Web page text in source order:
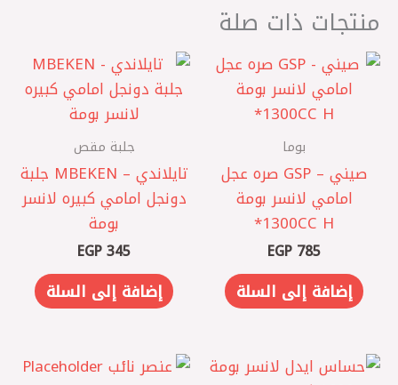
منتجات ذات صلة
بوما
صيني – GSP صره عجل
امامي لانسر بومة
1300CC H*
EGP 785
إضافة إلى السلة
جلبة مقص
تايلاندي – MBEKEN جلبة
دونجل امامي كبيره لانسر
بومة
EGP345
إضافة إلى السلة